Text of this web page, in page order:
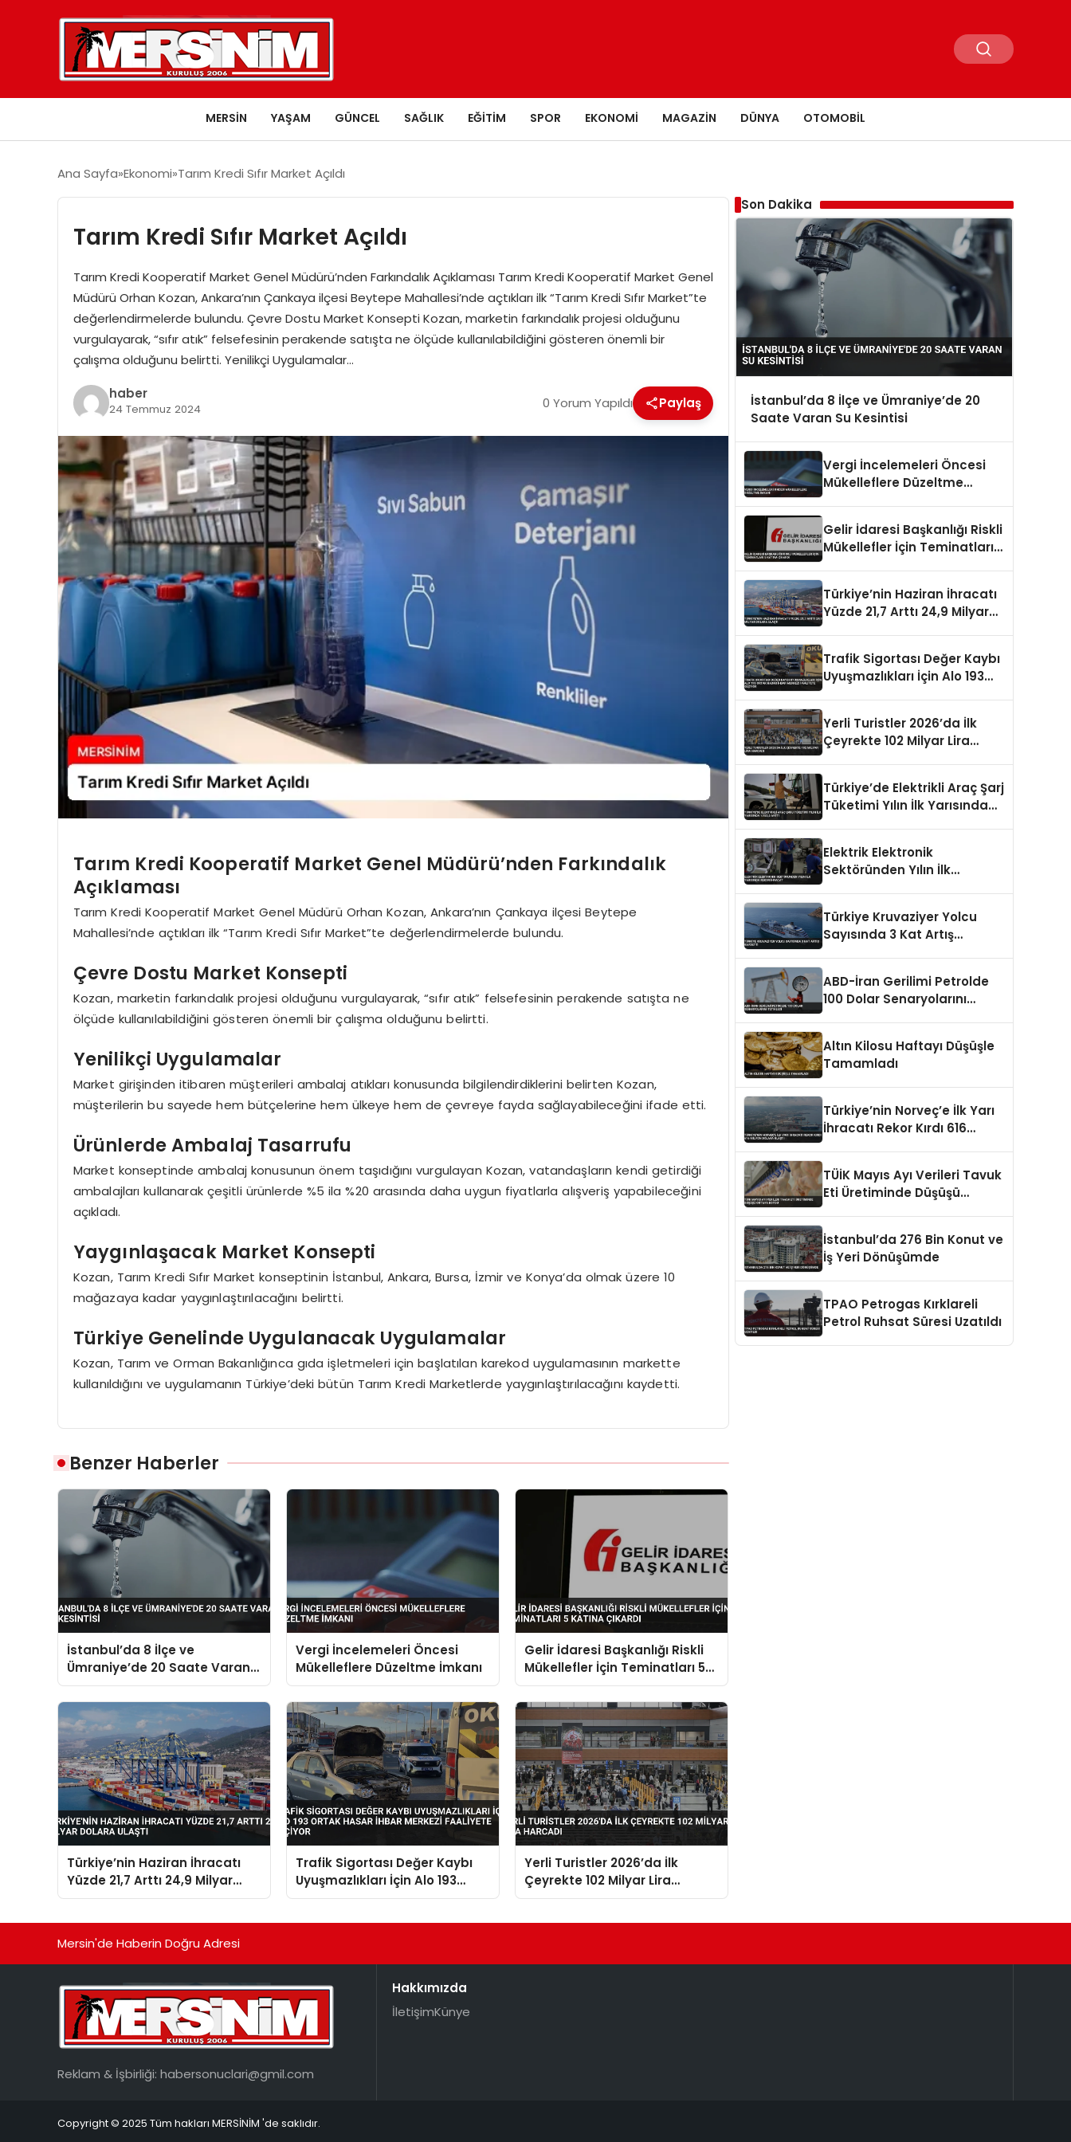
MERSIN YAŞAM GÜNCEL SAĞLIK EĞITIM SPOR EKONOMI MAGAZIN DÜNYA OTOMOBIL
Ana Sayfa Ekonomi Tarım Kredi Sıfır Market Açıldı
Tarım Kredi Sıfır Market Açıldı
Tarım Kredi Kooperatif Market Genel Müdürü’nden Farkındalık Açıklaması Tarım Kredi Kooperatif Market Genel
Müdürü Orhan Kozan, Ankara’nın Çankaya ilçesi Beytepe Mahallesi’nde açtıkları ilk “Tarım Kredi Sıfır Market”te
değerlendirmelerde bulundu. Çevre Dostu Market Konsepti Kozan, marketin farkındalık projesi olduğunu
vurgulayarak, “sıfır atık” felsefesinin perakende satışta ne ölçüde kullanılabildiğini gösteren önemli bir
çalışma olduğunu belirtti. Yenilikçi Uygulamalar…
haber
24 Temmuz 2024 0 Yorum Yapıldı Paylaş
Tarım Kredi Kooperatif Market Genel Müdürü’nden Farkındalık
Açıklaması
Tarım Kredi Kooperatif Market Genel Müdürü Orhan Kozan, Ankara’nın Çankaya ilçesi Beytepe
Mahallesi’nde açtıkları ilk “Tarım Kredi Sıfır Market”te değerlendirmelerde bulundu.
Çevre Dostu Market Konsepti
Kozan, marketin farkındalık projesi olduğunu vurgulayarak, “sıfır atık” felsefesinin perakende satışta ne
ölçüde kullanılabildiğini gösteren önemli bir çalışma olduğunu belirtti.
Yenilikçi Uygulamalar
Market girişinden itibaren müşterileri ambalaj atıkları konusunda bilgilendirdiklerini belirten Kozan,
müşterilerin bu sayede hem bütçelerine hem ülkeye hem de çevreye fayda sağlayabileceğini ifade etti.
Ürünlerde Ambalaj Tasarrufu
Market konseptinde ambalaj konusunun önem taşıdığını vurgulayan Kozan, vatandaşların kendi getirdiği
ambalajları kullanarak çeşitli ürünlerde %5 ila %20 arasında daha uygun fiyatlarla alışveriş yapabileceğini
açıkladı.
Yaygınlaşacak Market Konsepti
Kozan, Tarım Kredi Sıfır Market konseptinin İstanbul, Ankara, Bursa, İzmir ve Konya’da olmak üzere 10
mağazaya kadar yaygınlaştırılacağını belirtti.
Türkiye Genelinde Uygulanacak Uygulamalar
Kozan, Tarım ve Orman Bakanlığınca gıda işletmeleri için başlatılan karekod uygulamasının markette
kullanıldığını ve uygulamanın Türkiye’deki bütün Tarım Kredi Marketlerde yaygınlaştırılacağını kaydetti.
Benzer Haberler
İstanbul’da 8 İlçe ve
Ümraniye’de 20 Saate Varan
Su Kesintisi
Vergi İncelemeleri Öncesi
Mükelleflere Düzeltme İmkanı
Gelir İdaresi Başkanlığı Riskli
Mükellefler İçin Teminatları 5
Katına Çıkardı
Türkiye’nin Haziran İhracatı
Yüzde 21,7 Arttı 24,9 Milyar
Dolara Ulaştı
Trafik Sigortası Değer Kaybı
Uyuşmazlıkları İçin Alo 193
Ortak Hasar İhbar Merkezi
Yerli Turistler 2026’da İlk
Çeyrekte 102 Milyar Lira
Harcadı
Son Dakika
İstanbul’da 8 İlçe ve Ümraniye’de 20
Saate Varan Su Kesintisi
Vergi İncelemeleri Öncesi
Mükelleflere Düzeltme
Gelir İdaresi Başkanlığı Riskli
Mükellefler İçin Teminatları 5
Türkiye’nin Haziran İhracatı
Yüzde 21,7 Arttı 24,9 Milyar
Trafik Sigortası Değer Kaybı
Uyuşmazlıkları İçin Alo 193
Yerli Turistler 2026’da İlk
Çeyrekte 102 Milyar Lira
Türkiye’de Elektrikli Araç Şarj
Tüketimi Yılın İlk Yarısında
Elektrik Elektronik
Sektöründen Yılın İlk
Türkiye Kruvaziyer Yolcu
Sayısında 3 Kat Artış
ABD-İran Gerilimi Petrolde
100 Dolar Senaryolarını
Altın Kilosu Haftayı Düşüşle
Tamamladı
Türkiye’nin Norveç’e İlk Yarı
İhracatı Rekor Kırdı 616
TÜİK Mayıs Ayı Verileri Tavuk
Eti Üretiminde Düşüşü
İstanbul’da 276 Bin Konut ve
İş Yeri Dönüşümde
TPAO Petrogas Kırklareli
Petrol Ruhsat Süresi Uzatıldı
Mersin'de Haberin Doğru Adresi
Reklam & İşbirliği: habersonuclari@gmil.com
Hakkımızda
İletişimKünye
Copyright © 2025 Tüm hakları MERSİNİM 'de saklıdır.